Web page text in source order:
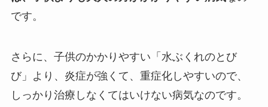
です。
さらに、子供のかかりやすい「水ぶくれのとび
び」より、炎症が強くて、重症化しやすいので、
しっかり治療しなくてはいけない病気なのです。